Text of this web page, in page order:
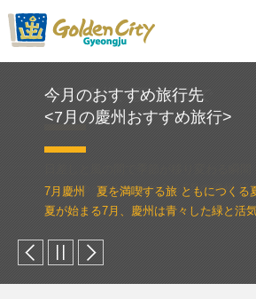
今月のおすすめ旅行先
<7月の慶州おすすめ旅行>
7月慶州 夏を満喫する旅 ともにつくる
夏が始まる7月、慶州は青々した緑と活
6月の慶州、夏の入口で
まりがゆっくりと触れ合う6月の慶州 日
な...